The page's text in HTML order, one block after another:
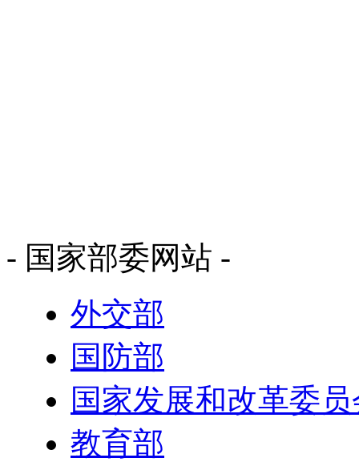
- 国家部委网站 -
外交部
国防部
国家发展和改革委
教育部